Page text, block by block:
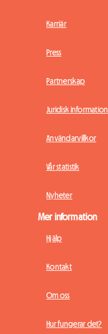
Karriär
Press
Partnerskap
Juridisk information
Användarvillkor
Vår statistik
Nyheter
Mer information
Hjälp
Kontakt
Om oss
Hur fungerar det?